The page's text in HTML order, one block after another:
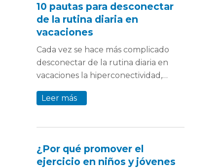
10 pautas para desconectar
de la rutina diaria en
vacaciones
Cada vez se hace más complicado
desconectar de la rutina diaria en
vacaciones la hiperconectividad,…
Leer más
¿Por qué promover el
ejercicio en niños y jóvenes